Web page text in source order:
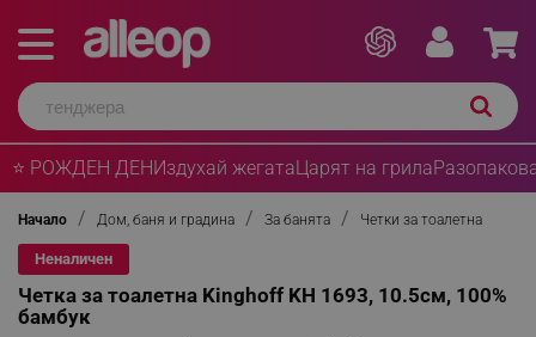
⭐ РОЖДЕН ДЕНИздухай жегатаЦарят на грила
Начало Дом, баня и градина За банята Четки за тоалетна
Неналичен
Четка за тоалетна Kinghoff KH 1693, 10.5см, 100%
бамбук